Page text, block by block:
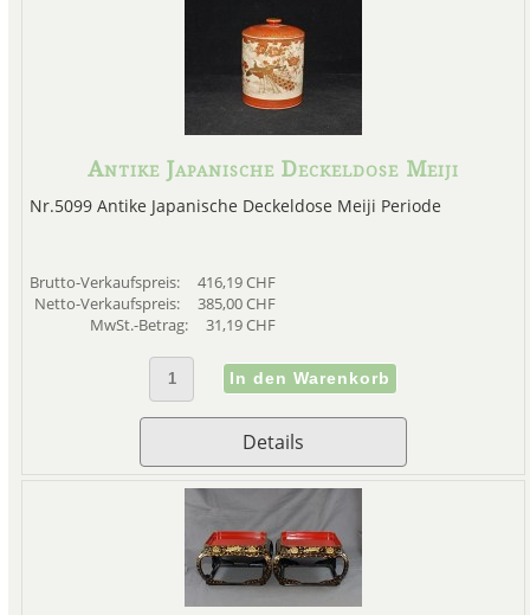
Satsuma-Porzellan aus
erschöpfenden" Qualität
Da viele von ihnen für den
waren die meisten Satsuma-
bis heute nicht überlebt;
Die Meiji-Periode wurde auch
Emaille bezeichnet, und
Handwerker dieser Zeit
Werke, die die Welt je
China in den 1830er Jahren in
Antike Japanische Deckeldose Meiji
Nr.5099 Antike Japanische Deckeldose Meiji Periode
Brutto-Verkaufspreis:
416,19 CHF
Netto-Verkaufspreis:
385,00 CHF
MwSt.-Betrag:
31,19 CHF
Details